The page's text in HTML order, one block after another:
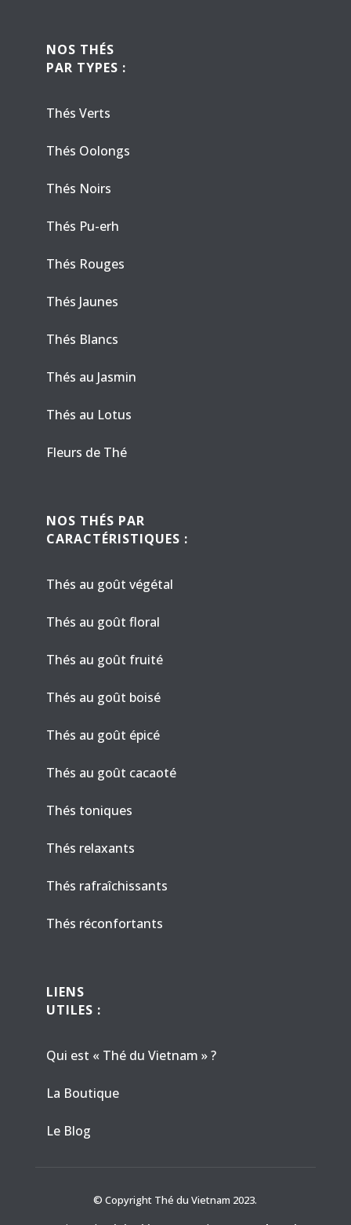
NOS THÉS
PAR TYPES :
Thés Verts
Thés Oolongs
Thés Noirs
Thés Pu-erh
Thés Rouges
Thés Jaunes
Thés Blancs
Thés au Jasmin
Thés au Lotus
Fleurs de Thé
NOS THÉS PAR
CARACTÉRISTIQUES :
Thés au goût végétal
Thés au goût floral
Thés au goût fruité
Thés au goût boisé
Thés au goût épicé
Thés au goût cacaoté
Thés toniques
Thés relaxants
Thés rafraîchissants
Thés réconfortants
LIENS
UTILES :
Qui est « Thé du Vietnam » ?
La Boutique
Le Blog
© Copyright Thé du Vietnam 2023.